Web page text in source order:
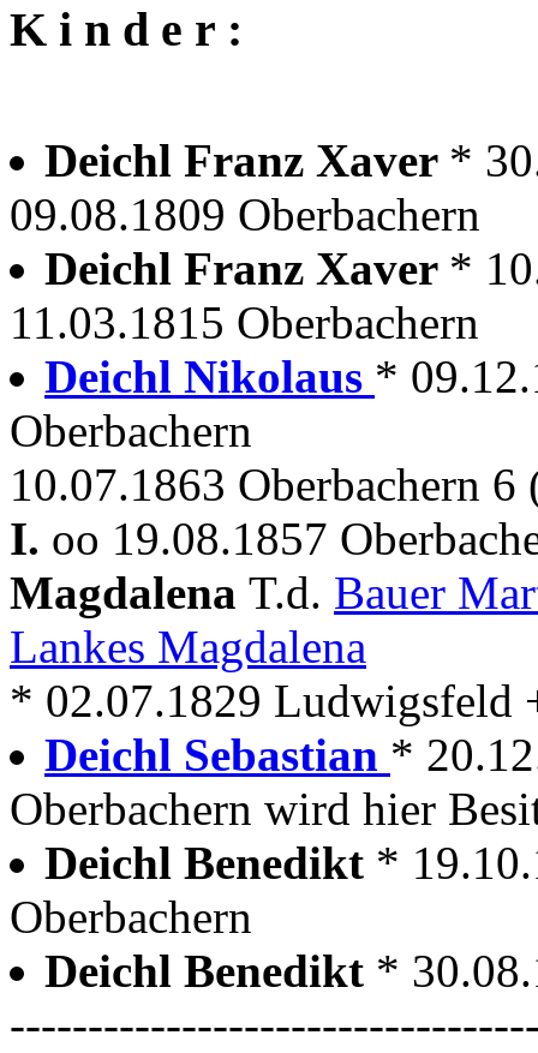
K i n d e r :
Deichl Franz Xaver *
09.08.1809 Oberbachern
Deichl Franz Xaver *
11.03.1815 Oberbachern
Deichl Nikolaus *
Oberbachern
10.07.1863 Oberbachern
I. oo 19.08.1857
Magdalena T.d. Bauer
Lankes Magdalena
* 02.07.1829 Ludwigsfeld
Deichl Sebastian *
Oberbachern wird hier
Deichl Benedikt *
Oberbachern
Deichl Benedikt *